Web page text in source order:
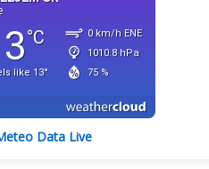
Data Live